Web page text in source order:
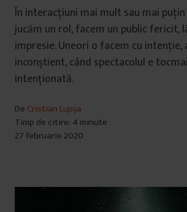
În interacțiuni mai mult sau mai
jucăm un rol, facem un public fericit,
impresie. Uneori o facem cu
inconștient, când spectacolul e
intenționată.
De Cristian Lupșa
Timp de citire: 4 minute
27 februarie 2020